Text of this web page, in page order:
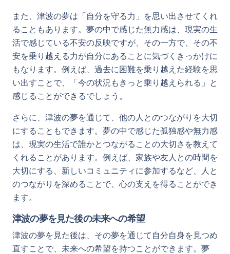
また、津波の夢は「自分を守る力」を思い出させてくれ
ることもあります。夢の中で感じた無力感は、現実の生
活で感じている不安の反映ですが、その一方で、その不
安を乗り越える力が自分にあることに気づくきっかけに
もなります。例えば、過去に困難を乗り越えた経験を思
い出すことで、「今の状況もきっと乗り越えられる」と
感じることができるでしょう。
さらに、津波の夢を通じて、他の人とのつながりを大切
にすることもできます。夢の中で感じた孤独感や無力感
は、現実の生活で誰かとつながることの大切さを教えて
くれることがあります。例えば、家族や友人との時間を
大切にする、新しいコミュニティに参加するなど、人と
のつながりを深めることで、心の支えを得ることができ
ます。
津波の夢を見た後の未来への希望
津波の夢を見た後は、その夢を通じて自分自身を見つめ
直すことで、未来への希望を持つことができます。夢